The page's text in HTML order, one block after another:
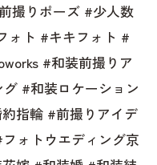
撮りポーズ #少人数
ォト #キキフォト #
#和装前撮りア
#和装ロケーション
指輪 #前撮りアイデ
ォトウエディング京